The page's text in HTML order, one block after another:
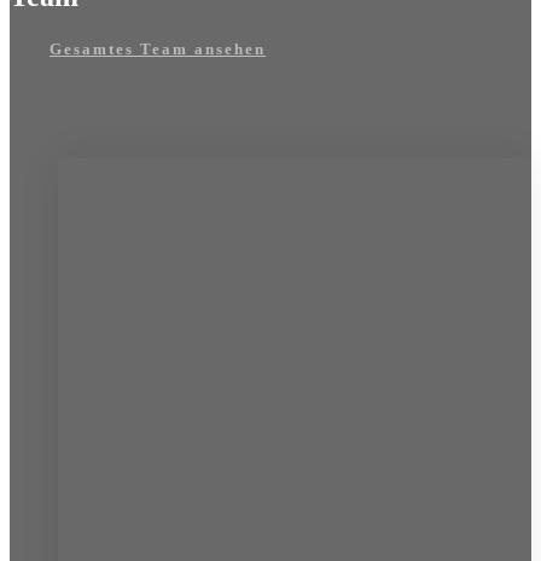
Gesamtes Team ansehen